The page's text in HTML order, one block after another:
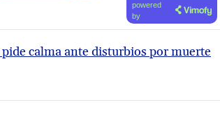
powered
by
calma ante disturbios por muerte